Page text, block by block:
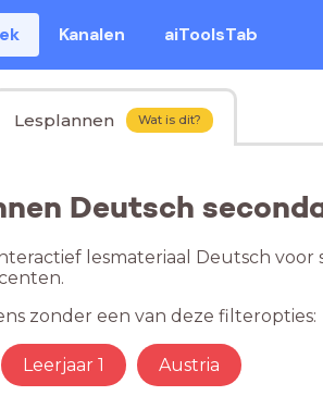
Kanalen aiToolsTab
Lesplannen Wat is dit?
Deutsch
lesmateriaal Deutsch
zonder een van deze filteropties:
Leerjaar 1 Austria